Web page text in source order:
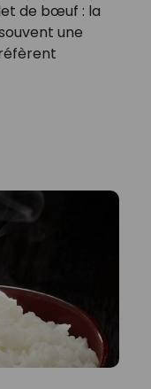
de bœuf : la
une